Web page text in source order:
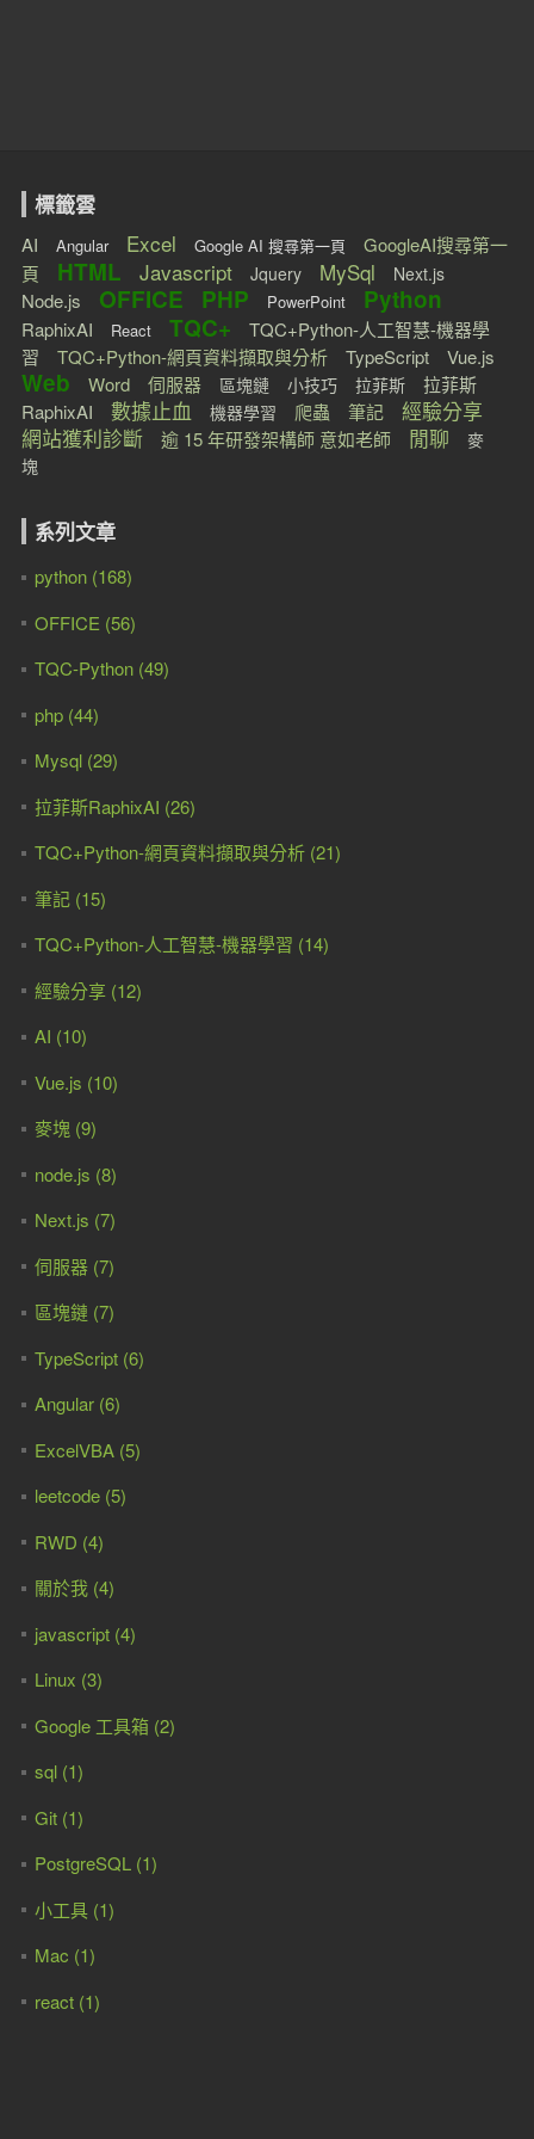
標籤雲
AI Angular Excel Google AI 搜尋第一頁
GoogleAI搜尋第一
頁
HTML Javascript Jquery MySql Next.js
Node.js OFFICE PHP PowerPoint Python
RaphixAI React TQC+
TQC+Python-人工智慧-機器學
習
TQC+Python-網頁資料擷取與分析 TypeScript Vue.js
Web Word 伺服器 區塊鏈 小技巧 拉菲斯
拉菲斯
RaphixAI
數據止血 機器學習 爬蟲 筆記
經驗分享
網站獲利診斷
逾 15 年研發架構師 意如老師 閒聊
麥
塊
系列文章
python (168)
OFFICE (56)
TQC-Python (49)
php (44)
Mysql (29)
拉菲斯RaphixAI (26)
TQC+Python-網頁資料擷取與分析 (21)
筆記 (15)
TQC+Python-人工智慧-機器學習 (14)
經驗分享 (12)
AI (10)
Vue.js (10)
麥塊 (9)
node.js (8)
Next.js (7)
伺服器 (7)
區塊鏈 (7)
TypeScript (6)
Angular (6)
ExcelVBA (5)
leetcode (5)
RWD (4)
關於我 (4)
javascript (4)
Linux (3)
Google 工具箱 (2)
sql (1)
Git (1)
PostgreSQL (1)
小工具 (1)
Mac (1)
react (1)